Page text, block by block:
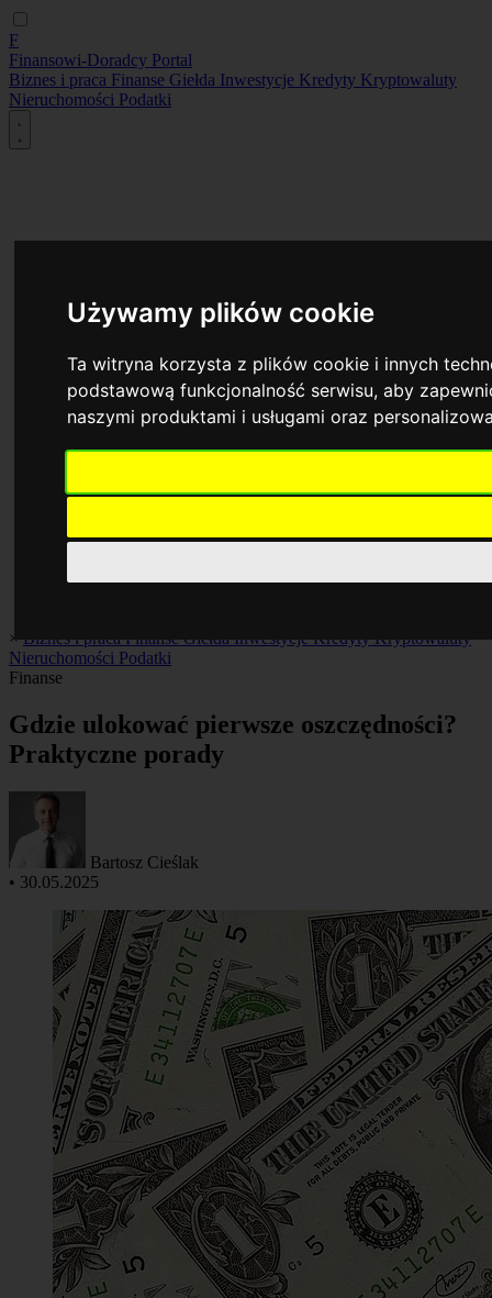
Używamy plików cookie
Ta witryna korzysta z plików cookie i innych
podstawową funkcjonalność serwisu,aby
naszymi produktami i usługami oraz
F
Finansowi-Doradcy Portal
Biznes i praca Finanse Giełda Inwestycje Kredyty Kryptowaluty
Nieruchomości Podatki
× Biznes i pracaFinanseGiełdaInwestycjeKredytyKryptowaluty
Nieruchomości Podatki
Finanse
Gdzie ulokować pierwsze oszczędności?
Praktyczne porady
Bartosz Cieślak
• 30.05.2025